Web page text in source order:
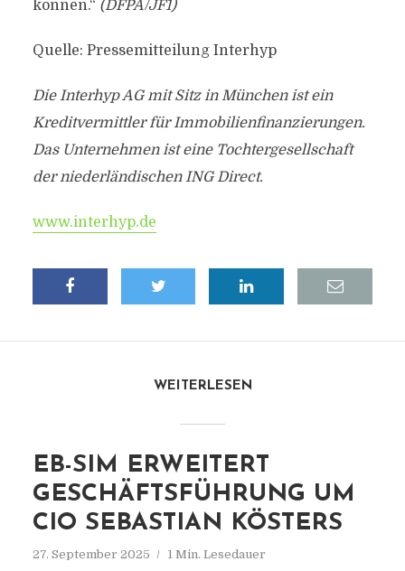
können.“ (DFPA/JF1)
Quelle: Pressemitteilung Interhyp
Die Interhyp AG mit Sitz in München ist ein
Kreditvermittler für Immobilienfinanzierungen.
Das Unternehmen ist eine Tochtergesellschaft
der niederländischen ING Direct.
www.interhyp.de
WEITERLESEN
EB-SIM ERWEITERT
GESCHÄFTSFÜHRUNG UM
CIO SEBASTIAN KÖSTERS
27. September 2025 1 Min. Lesedauer